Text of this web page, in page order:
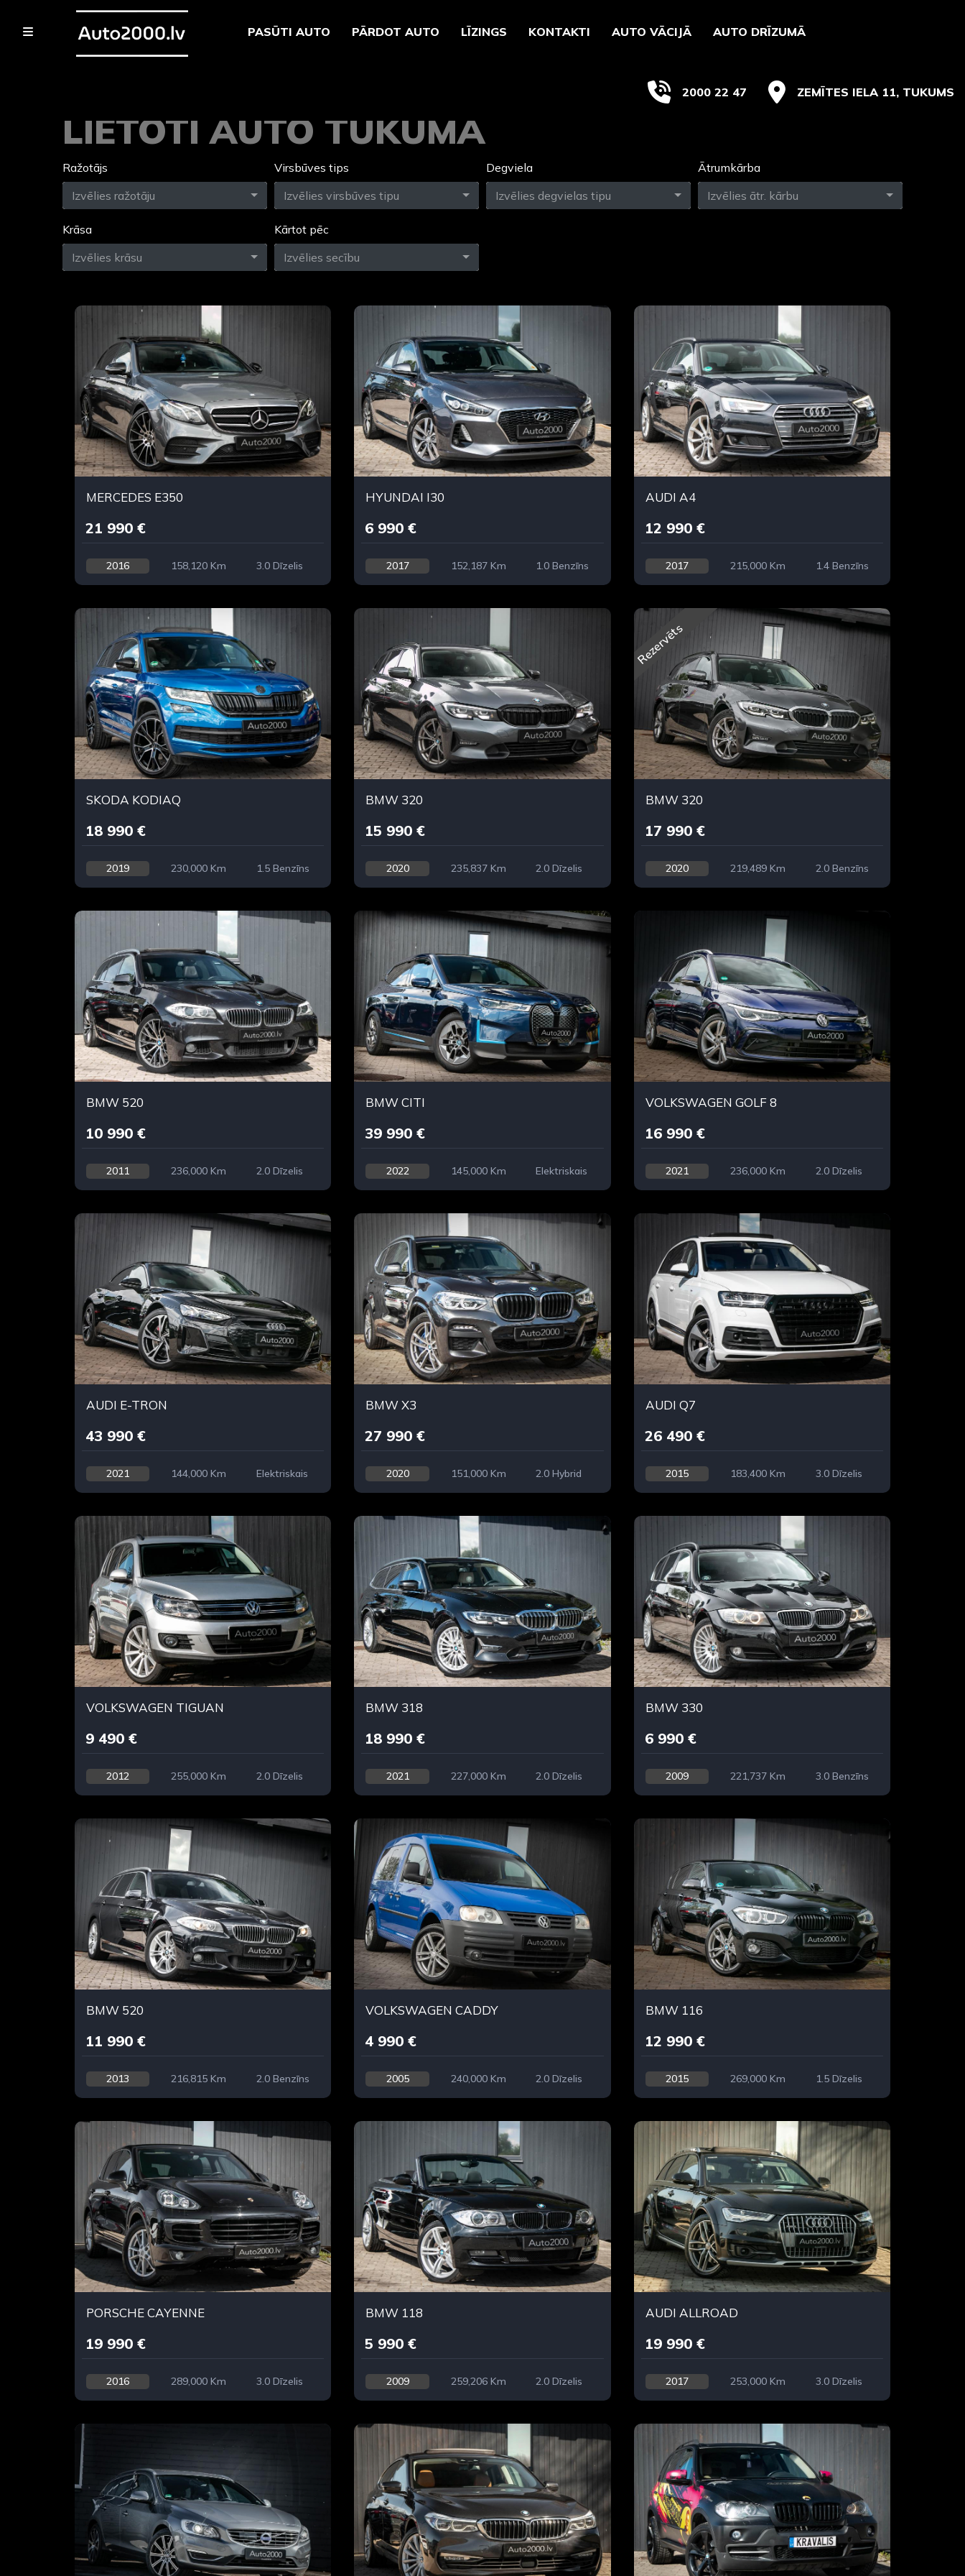
PASŪTI AUTO PĀRDOT AUTO LĪZINGS KONTAKTI AUTO VĀCIJĀ AUTO DRĪZUMĀ
2000 22 47 ZEMĪTES IELA 11, TUKUMS
LIETOTI AUTO TUKUMĀ
Ražotājs
Izvēlies ražotāju
Virsbūves tips
Izvēlies virsbūves tipu
Degviela
Izvēlies degvielas tipu
Ātrumkārba
Izvēlies ātr. kārbu
Krāsa
Izvēlies krāsu
Kārtot pēc
Izvēlies secību
MERCEDES E350
21 990 €
2016 158,120 Km 3.0 Dīzelis
HYUNDAI I30
6 990 €
2017 152,187 Km 1.0 Benzīns
AUDI A4
12 990 €
2017 215,000 Km 1.4 Benzīns
SKODA KODIAQ
18 990 €
2019 230,000 Km 1.5 Benzīns
BMW 320
15 990 €
2020 235,837 Km 2.0 Dīzelis
Rezervēts
BMW 320
17 990 €
2020 219,489 Km 2.0 Benzīns
BMW 520
10 990 €
2011 236,000 Km 2.0 Dīzelis
BMW CITI
39 990 €
2022 145,000 Km Elektriskais
VOLKSWAGEN GOLF 8
16 990 €
2021 236,000 Km 2.0 Dīzelis
AUDI E-TRON
43 990 €
2021 144,000 Km Elektriskais
BMW X3
27 990 €
2020 151,000 Km 2.0 Hybrid
AUDI Q7
26 490 €
2015 183,400 Km 3.0 Dīzelis
VOLKSWAGEN TIGUAN
9 490 €
2012 255,000 Km 2.0 Dīzelis
BMW 318
18 990 €
2021 227,000 Km 2.0 Dīzelis
BMW 330
6 990 €
2009 221,737 Km 3.0 Benzīns
BMW 520
11 990 €
2013 216,815 Km 2.0 Benzīns
VOLKSWAGEN CADDY
4 990 €
2005 240,000 Km 2.0 Dīzelis
BMW 116
12 990 €
2015 269,000 Km 1.5 Dīzelis
PORSCHE CAYENNE
19 990 €
2016 289,000 Km 3.0 Dīzelis
BMW 118
5 990 €
2009 259,206 Km 2.0 Dīzelis
AUDI ALLROAD
19 990 €
2017 253,000 Km 3.0 Dīzelis